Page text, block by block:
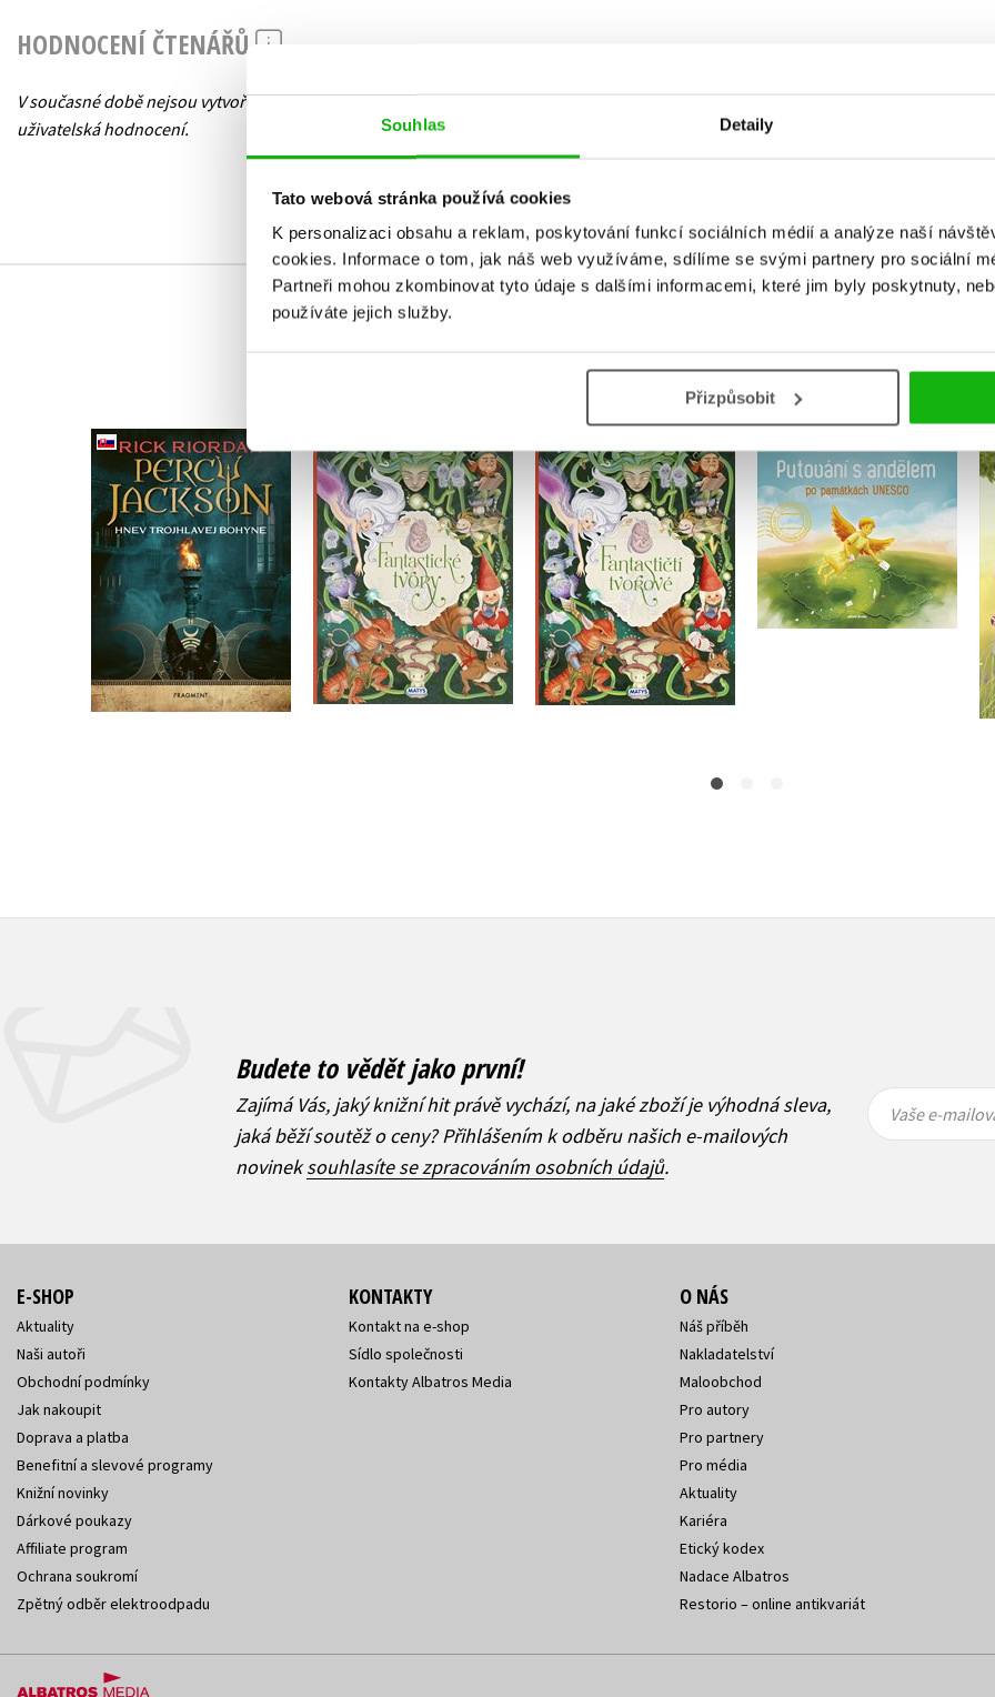
Souhlas Detaily
Tato webová stránka používá cookies
K personalizaci obsahu a reklam, poskytování funkcí sociálních médií a analýze naší
cookies. Informace o tom, jak náš web využíváme, sdílíme se svými partnery pro sociální
Partneři mohou zkombinovat tyto údaje s dalšími informacemi, které jim byly poskytnuty,
používáte jejich služby.
Přizpůsobit
HODNOCENÍ ČTENÁŘŮ
V současné době nejsou vytvořena žádná
uživatelská hodnocení.
Percy Jackson 7 – Hnev
trojhlavej bohyne
(slovensky)
Rick Riordan
Do košíku
419 Kč
335 Kč
Fantastické tvory
(slovensky)
Eleonora Barsotti
Do košíku
329 Kč
263 Kč
Fantastičtí tvorové
Eleonora Barsotti
Do košíku
329 Kč
263 Kč
Putování s andělem po
památkách UNESCO
Anna Schlindenbuch
Budete to vědět jako první!
Zajímá Vás, jaký knižní hit právě vychází, na jaké zboží je výhodná sleva,
jaká běží soutěž o ceny? Přihlášením k odběru našich e-mailových
novineksouhlasíte se zpracováním osobních údajů.
mailová
mailová
Vaše e-
E-SHOP
Aktuality
Naši autoři
Obchodní podmínky
Jak nakoupit
Doprava a platba
Benefitní a slevové programy
Knižní novinky
Dárkové poukazy
Affiliate program
Ochrana soukromí
Zpětný odběr elektroodpadu
KONTAKTY
Kontakt na e-shop
Sídlo společnosti
Kontakty Albatros Media
O NÁS
Náš příběh
Nakladatelství
Maloobchod
Pro autory
Pro partnery
Pro média
Aktuality
Kariéra
Etický kodex
Nadace Albatros
Restorio – online antikvariát